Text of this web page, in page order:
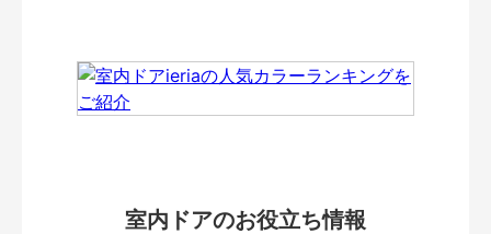
室内ドアのお役立ち情報